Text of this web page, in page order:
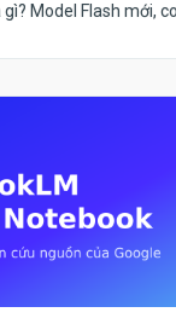
gì? Model Flash mới,